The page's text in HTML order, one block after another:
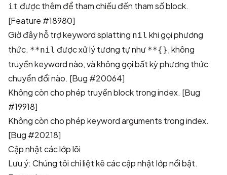
it được thêm để tham chiếu đến tham số block.
[Feature #18980]
Giờ đây hỗ trợ keyword splatting nil khi gọi phương
thức. **nil được xử lý tương tự như **{} , không
truyền keyword nào, và không gọi bất kỳ phương thức
chuyển đổi nào. [Bug #20064]
Không còn cho phép truyền block trong index. [Bug
#19918]
Không còn cho phép keyword arguments trong index.
[Bug #20218]
Cập nhật các lớp lõi
Lưu ý: Chúng tôi chỉ liệt kê các cập nhật lớp nổi bật.